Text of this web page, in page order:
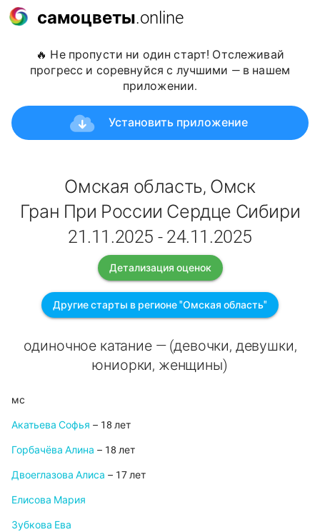
самоцветы.online
🔥 Не пропусти ни один старт! Отслеживай
прогресс и соревнуйся с лучшими — в нашем
приложении.
Установить приложение
Омская область, Омск
Гран При России Сердце Сибири
21.11.2025 - 24.11.2025
Детализация оценок
Другие старты в регионе "Омская область"
одиночное катание — (девочки, девушки,
юниорки, женщины)
мс
Акатьева Софья – 18 лет
Горбачёва Алина – 18 лет
Двоеглазова Алиса – 17 лет
Елисова Мария
Зубкова Ева